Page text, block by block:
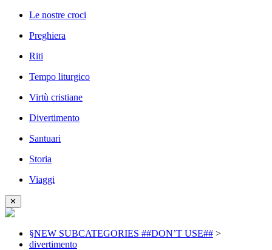
Le nostre croci
Preghiera
Riti
Tempo liturgico
Virtù cristiane
Divertimento
Santuari
Storia
Viaggi
✕
§NEW SUBCATEGORIES ##DON’T USE## >
divertimento